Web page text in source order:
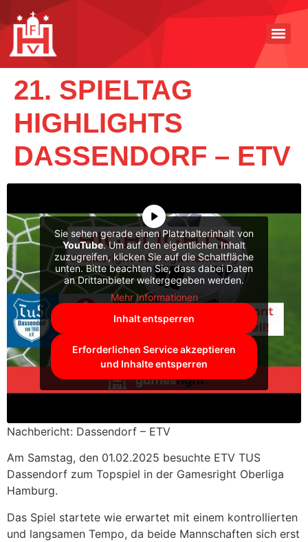
21. SPIELTAG
HIGHLIGHTS
DASSENDORF – ETV
Sie sehen gerade einen Platzhalterinhalt von
YouTube. Um auf den eigentlichen Inhalt
zuzugreifen, klicken Sie auf die Schaltfläche
unten. Bitte beachten Sie, dass dabei Daten
an Drittanbieter weitergegeben werden.
Mehr Informationen
Inhalt entsperren
Erforderlichen Service akzeptieren
und Inhalte entsperren
Nachbericht: Dassendorf – ETV
Am Samstag, den 01.02.2025 besuchte ETV TUS
Dassendorf zum Topspiel in der Gamesright Oberliga
Hamburg.
Das Spiel startete wie erwartet mit einem kontrollierten
und langsamen Tempo, da beide Mannschaften sich erst